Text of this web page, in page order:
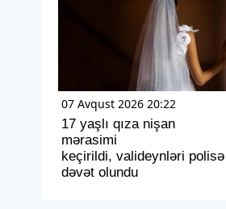
07 Avqust 2026 20:22
17 yaşlı qıza nişan
mərasimi
keçirildi, valideynləri polisə
dəvət olundu